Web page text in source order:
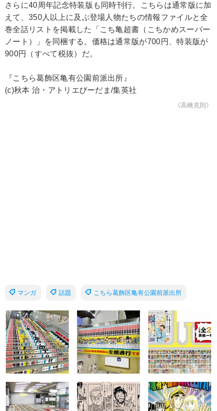
さらに40周年記念特装版も同時刊行。こちらは通常版に加
えて、350人以上に及ぶ登場人物たちの情報ファイルと全
巻全話リストを掲載した「こち亀超書（こちかめスーパー
ノート）」を同梱する。価格は通常版が700円、特装版が
900円（すべて税抜）だ。
『こちら葛飾区亀有公園前派出所』
(c)秋本 治・アトリエびーだま/集英社
《高橋克則》
マンガ 話題 こちら葛飾区亀有公園前派出所